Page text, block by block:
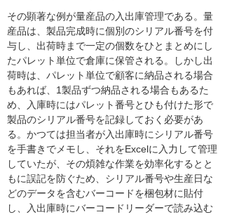
その顕著な例が量産品の入出庫管理である。量
産品は、製品完成時に個別のシリアル番号を付
与し、出荷時まで一定の個数をひとまとめにし
たパレット単位で倉庫に保管される。しかし出
荷時は、パレット単位で顧客に納品される場合
もあれば、1製品ずつ納品される場合もあるた
め、入庫時にはパレット番号とひも付けた形で
製品のシリアル番号を記録しておく必要があ
る。かつては担当者が入出庫時にシリアル番号
を手書きでメモし、それをExcelに入力して管理
していたが、その煩雑な作業を効率化するとと
もに誤記を防ぐため、シリアル番号や生産日な
どのデータを含むバーコードを梱包材に貼付
し、入出庫時にバーコードリーダーで読み込む